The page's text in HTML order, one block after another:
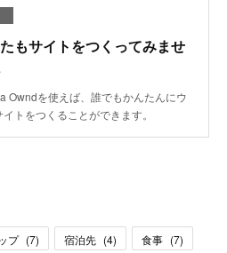
もサイトをつくってみませ
Owndを使えば、誰でもかんたんにウ
イトをつくることができます。
プ (7) 宿泊先 (4) 食事 (7)